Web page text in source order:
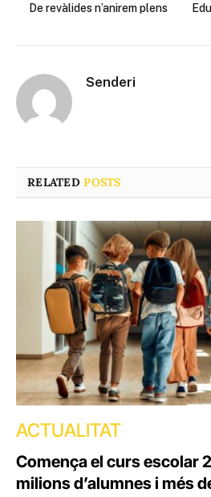
De revàlides n’anirem plens
Senderi
RELATEDPOSTS
ACTUALITAT
Comença el curs escolar
milions d’alumnes i més